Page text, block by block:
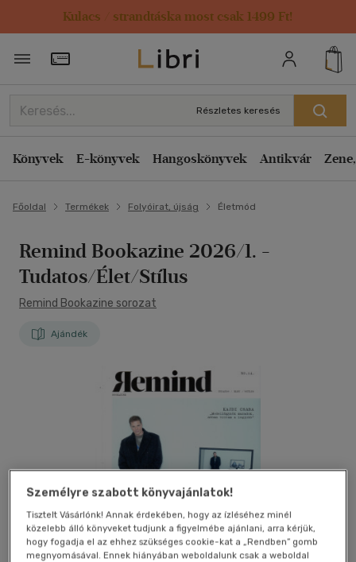
Kulacs / strandtáska most csak 1499 Ft!
Törzsvásárlói Kártya adatai
Részletes keresés
Könyvek E-könyvek Hangoskönyvek Antikvár
Főoldal Termékek Folyóirat, újság Életmód
Remind Bookazine 2026/1. -
Tudatos/Élet/Stílus
Remind Bookazine sorozat
Ajándék
Személyre szabott könyvajánlatok!
Tisztelt Vásárlónk! Annak érdekében, hogy az ízléséhez minél
közelebb álló könyveket tudjunk a figyelmébe ajánlani, arra kérjük,
hogy fogadja el az ehhez szükséges cookie-kat a „Rendben” gomb
megnyomásával. Ennek hiányában weboldalunk csak a weboldal